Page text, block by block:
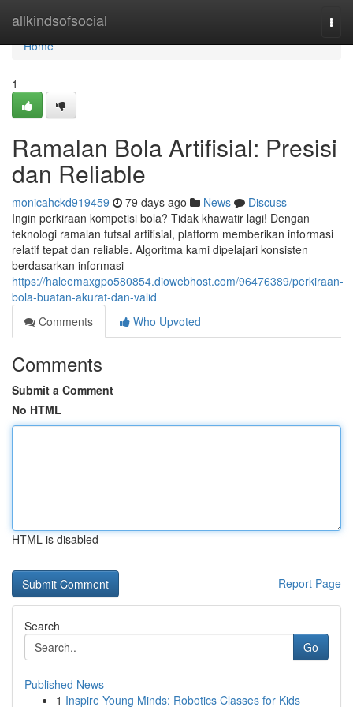
allkindsofsocial
Home
Home
1
Ramalan Bola Artifisial: Presisi
dan Reliable
monicahckd919459 79 days ago News
Discuss
Ingin perkiraan kompetisi bola? Tidak khawatir lagi! Dengan
teknologi ramalan futsal artifisial, platform memberikan informasi
relatif tepat dan reliable. Algoritma kami dipelajari konsisten
berdasarkan informasi
https://haleemaxgpo580854.diowebhost.com/96476389/perkiraan-
bola-buatan-akurat-dan-valid
Comments
Who Upvoted
Comments
Submit a Comment
No HTML
HTML is disabled
Report Page
Search
Go
Published News
1 Inspire Young Minds: Robotics Classes for Kids